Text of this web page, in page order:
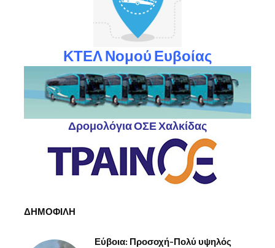
ΚΤΕΛ Νομού Ευβοίας
Δρομολόγια ΟΣΕ Χαλκίδας
ΔΗΜΟΦΙΛΗ
Εύβοια: Προσοχή-Πολύ υψηλός